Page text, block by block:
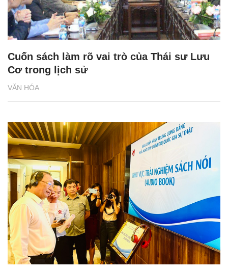
VĂN HÓA
Cuốn sách làm rõ vai trò của Thái sư Lưu
Cơ trong lịch sử